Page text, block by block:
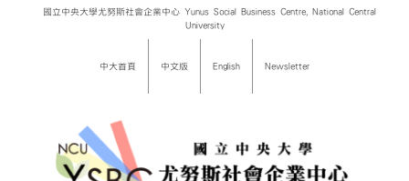
國立中央大學尤努斯社會企業中心 Yunus Social Business Centre, National Central
University
中大首頁 中文版 English Newsletter